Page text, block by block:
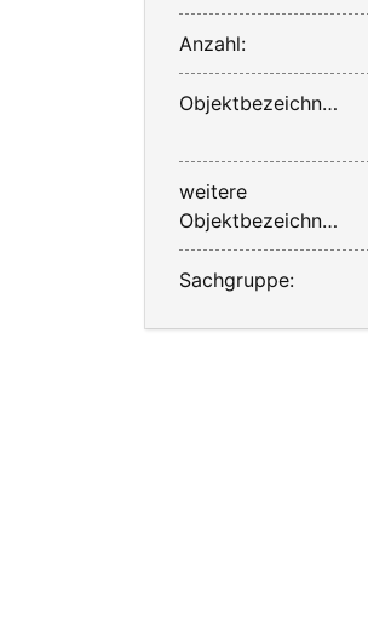
Anzahl:
Objektbezeichnung:
weitere
Objektbezeichnung:
Sachgruppe: